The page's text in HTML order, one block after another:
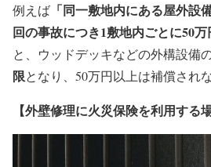
例えば 「同一敷地内にある屋外設
回の事故につき1敷地内ごとに50万
と、ウッドデッキなどの外構設備
限となり、50万円以上は補償されな
【外壁修理に火災保険を利用する